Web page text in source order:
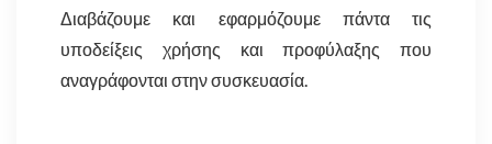
Διαβάζουμε και εφαρμόζουμε πάντα τις
υποδείξεις χρήσης και προφύλαξης που
αναγράφονται στην συσκευασία.